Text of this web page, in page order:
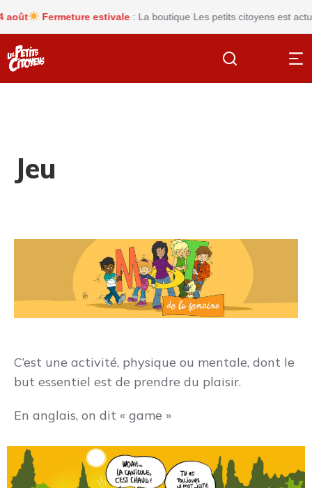
Fermeture estivale: La boutique Les petits citoyens est
Jeu
C’est une activité, physique ou mentale, dont le
but essentiel est de prendre du plaisir.
En anglais, on dit « game »